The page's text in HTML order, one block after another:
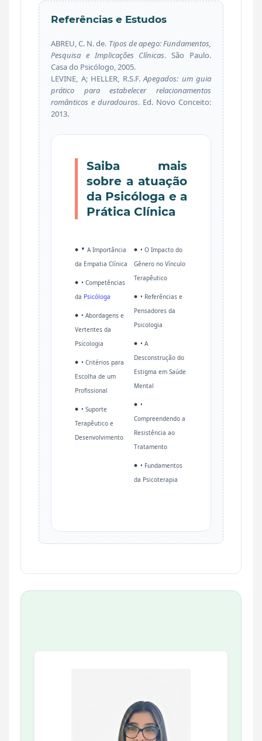
Referências e Estudos
ABREU, C. N. de. Tipos de apego: Fundamentos,
Pesquisa e Implicações Clínicas. São Paulo.
Casa do Psicólogo, 2005.
LEVINE, A; HELLER, R.S.F.Apegados: um guia
prático para estabelecer relacionamentos
românticos e duradouros. Ed. Novo Conceito:
2013.
Saiba mais
sobre a atuação
da Psicóloga e a
Prática Clínica
• A Importância
da Empatia Clínica
• Competências
da Psicóloga
• Abordagens e
Vertentes da
Psicologia
• Critérios para
Escolha de um
Profissional
• Suporte
Terapêutico e
Desenvolvimento
• O Impacto do
Gênero no Vínculo
Terapêutico
• Referências e
Pensadores da
Psicologia
• A
Desconstrução do
Estigma em Saúde
Mental
•
Compreendendo a
Resistência ao
Tratamento
• Fundamentos
da Psicoterapia